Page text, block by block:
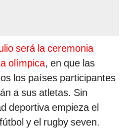
será la ceremonia
olímpica, en que las
los países participantes
a sus atletas. Sin
deportiva empieza el
y el rugby seven.